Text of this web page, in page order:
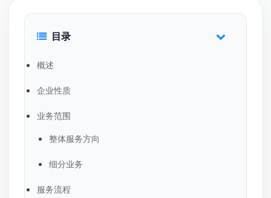
目录
概述
企业性质
业务范围
整体服务方向
细分业务
服务流程